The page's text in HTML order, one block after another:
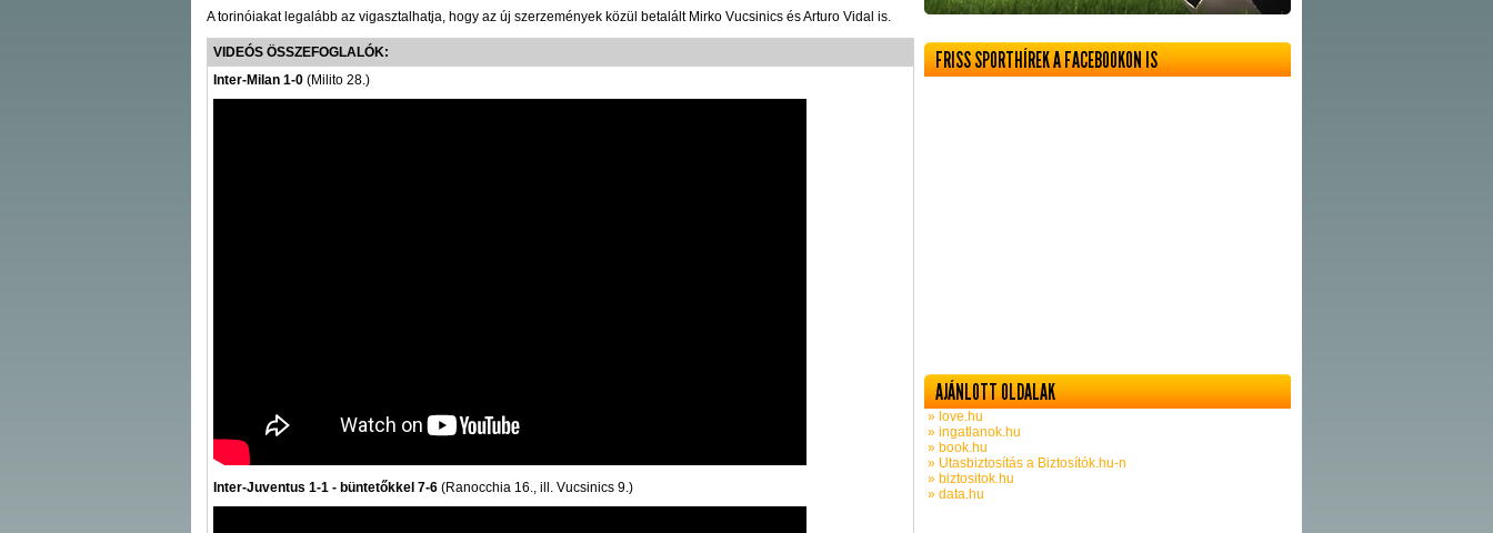
A torinóiakat legalább az vigasztalhatja, hogy az új szerzemények közül betalált Mirko Vucsinics és Arturo Vidal is.
VIDEÓS ÖSSZEFOGLALÓK:
Inter-Milan 1-0 (Milito 28.)
Inter-Juventus 1-1 - büntetőkkel 7-6 (Ranocchia 16., ill. Vucsinics 9.)
FRISS SPORTHÍREK A FACEBOOKON IS
AJÁNLOTT OLDALAK
» love.hu
» ingatlanok.hu
» book.hu
» Utasbiztosítás a Biztosítók.hu-n
» biztositok.hu
» data.hu